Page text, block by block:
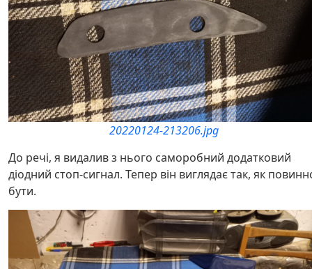
20220124-213206.jpg
До речі, я видалив з нього саморобний додатковий
діодний стоп-сигнал. Тепер він виглядає так, як
бути.